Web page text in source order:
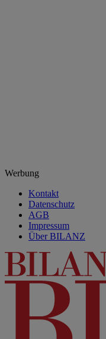
Werbung
Kontakt
Datenschutz
AGB
Impressum
Über BILANZ